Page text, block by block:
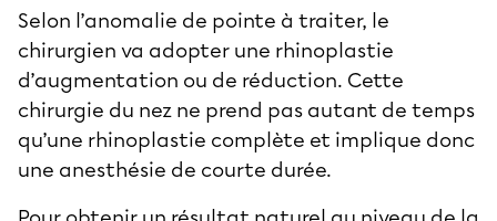
Selon l’anomalie de pointe à traiter, le
chirurgien va adopter une rhinoplastie
d’augmentation ou de réduction. Cette
chirurgie du nez ne prend pas autant de temps
qu’une rhinoplastie complète et implique donc
une anesthésie de courte durée.